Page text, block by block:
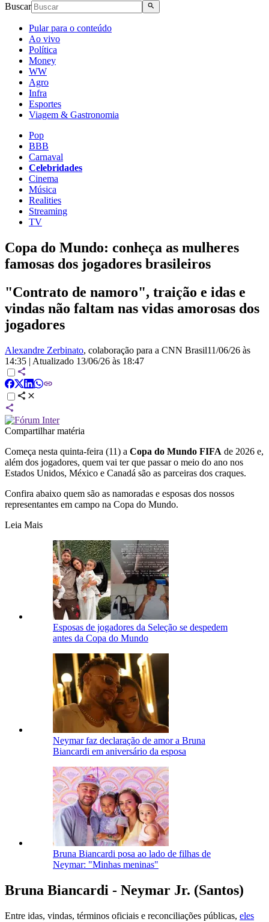
Buscar
Pular para o conteúdo
Ao vivo
Política
Money
WW
Agro
Infra
Esportes
Viagem & Gastronomia
Pop
BBB
Carnaval
Celebridades
Cinema
Música
Realities
Streaming
TV
Copa do Mundo: conheça as mulheres
famosas dos jogadores brasileiros
"Contrato de namoro", traição e idas e
vindas não faltam nas vidas amorosas dos
jogadores
Alexandre Zerbinato, colaboração para a CNN Brasil11/06/26 às
14:35 | Atualizado 13/06/26 às 18:47
Compartilhar matéria
Começa nesta quinta-feira (11) a Copa do Mundo FIFA de 2026 e,
além dos jogadores, quem vai ter que passar o meio do ano nos
Estados Unidos, México e Canadá são as parceiras dos craques.
Confira abaixo quem são as namoradas e esposas dos nossos
representantes em campo na Copa do Mundo.
Leia Mais
Esposas de jogadores da Seleção se despedem
antes da Copa do Mundo
Neymar faz declaração de amor a Bruna
Biancardi em aniversário da esposa
Bruna Biancardi posa ao lado de filhas de
Neymar: "Minhas meninas"
Bruna Biancardi - Neymar Jr. (Santos)
Entre idas, vindas, términos oficiais e reconciliações públicas, eles